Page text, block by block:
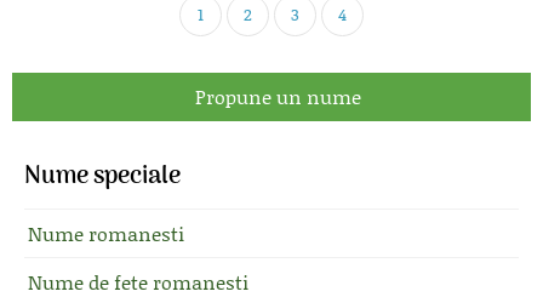
1 2 3 4
Propune un nume
Nume speciale
Nume romanesti
Nume de fete romanesti